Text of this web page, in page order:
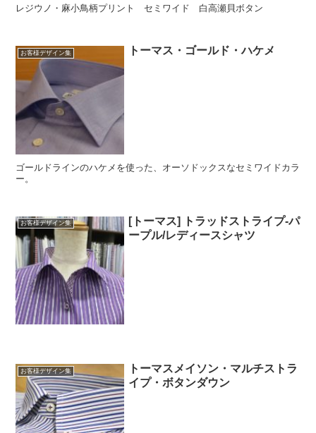
レジウノ・麻小鳥柄プリント セミワイド 白高瀬貝ボタン
お客様デザイン集 トーマス・ゴールド・ハケメ
ゴールドラインのハケメを使った、オーソドックスなセミワイドカラ
ー。
お客様デザイン集
[トーマス] トラッドストライプ-パ
ープル/レディースシャツ
お客様デザイン集
トーマスメイソン・マルチストラ
イプ・ボタンダウン